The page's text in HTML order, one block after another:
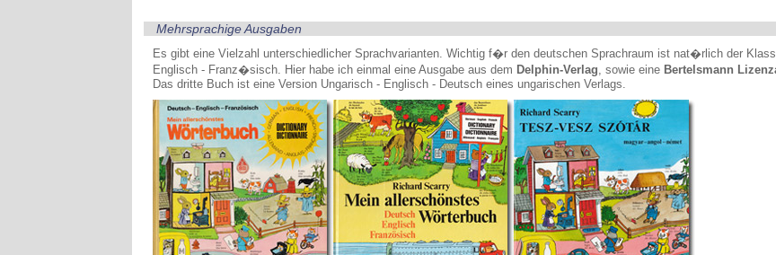
Mehrsprachige Ausgaben
Es gibt eine Vielzahl unterschiedlicher Sprachvarianten. Wichtig f�r den deutschen Sprachraum ist nat�rlich der
Englisch - Franz�sisch. Hier habe ich einmal eine Ausgabe aus dem Delphin-Verlag, sowie eine Bertelsmann
Das dritte Buch ist eine Version Ungarisch - Englisch - Deutsch eines ungarischen Verlags.